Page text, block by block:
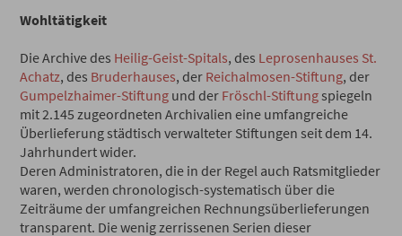
Wohltätigkeit
Die Archive des Heilig-Geist-Spitals, des Leprosenhauses St.
Achatz, des Bruderhauses, der Reichalmosen-Stiftung, der
Gumpelzhaimer-Stiftung und der Fröschl-Stiftungspiegeln
mit 2.145 zugeordneten Archivalien eine umfangreiche
Überlieferung städtisch verwalteter Stiftungen seit dem 14.
Jahrhundert wider.
Deren Administratoren, die in der Regel auch Ratsmitglieder
waren, werden chronologisch-systematisch über die
Zeiträume der umfangreichen Rechnungsüberlieferungen
transparent. Die wenig zerrissenen Serien dieser